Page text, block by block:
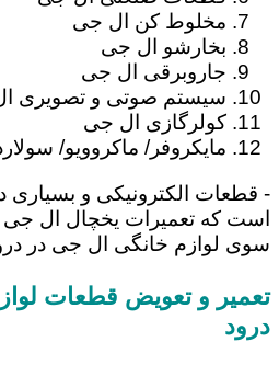
مخلوط کن ال جی
بخارشو ال جی
جاروبرقی ال جی
سیستم صوتی و تصویری
کولرگازی ال جی
مایکروفر/ ماکروویو/
- قطعات الکترونیکی و بسیاری
است که تعمیرات یخچال ال جی و
سوی لوازم خانگی ال جی در
تعمیر و تعویض قطعات
درود